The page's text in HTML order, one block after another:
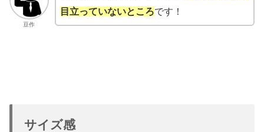
豆作
目立っていないところです！
サイズ感